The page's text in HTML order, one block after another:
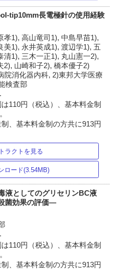
tip10mm長電極針の使用経験
孝1), 高山竜司1), 中島早苗1),
1), 永井英成1), 渡辺学1), 五
清1), 三木一正1), 丸山憲一2),
2), 山崎和子2), 橋本優子2)
院消化器内科, 2)東邦大学医療
検査部
110円（税込）、基本料金制
、基本料金制の方共に913円
ラクトを見る
ロード(3.54MB)
液としてのグリセリンBC液
菌効果の評価―
110円（税込）、基本料金制
、基本料金制の方共に913円